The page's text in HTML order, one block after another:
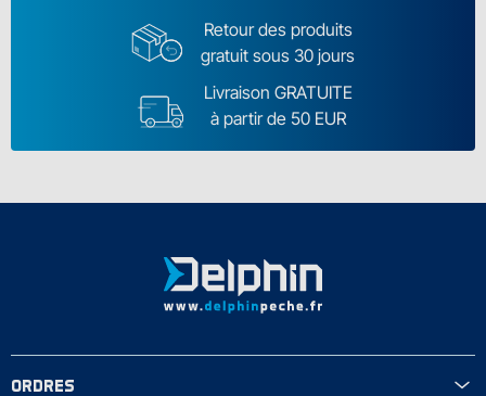
Retour des produits
gratuit sous 30 jours
Livraison GRATUITE
à partir de 50 EUR
ORDRES